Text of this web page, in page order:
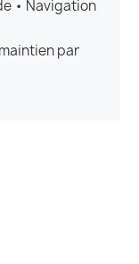
• Navigation
par